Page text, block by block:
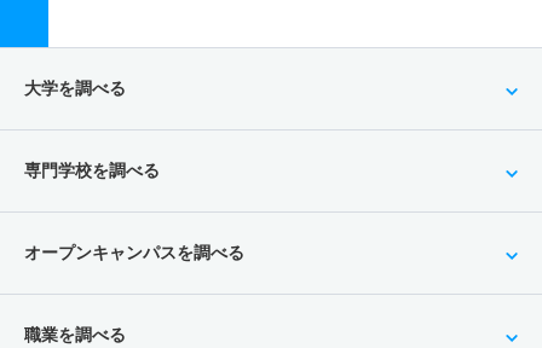
大学を調べる
専門学校を調べる
オープンキャンパスを調べる
職業を調べる